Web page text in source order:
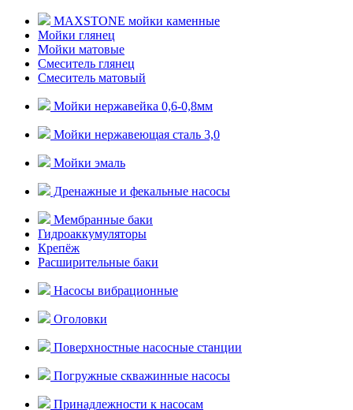
MAXSTONE мойки каменные
Мойки глянец
Мойки матовые
Смеситель глянец
Смеситель матовый
Мойки нержавейка 0,6-0,8мм
Мойки нержавеющая сталь 3,0
Мойки эмаль
Дренажные и фекальные насосы
Мембранные баки
Гидроаккумуляторы
Крепёж
Расширительные баки
Насосы вибрационные
Оголовки
Поверхностные насосные станции
Погружные скважинные насосы
Принадлежности к насосам